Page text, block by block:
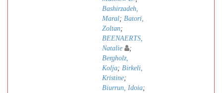
Bashirzadeh,
Maral; Batori,
Zoltan;
BEENAERTS,
Natalie
;
Bergholz,
Kolja; Birkeli,
Kristine;
Biurrun, Idoia;